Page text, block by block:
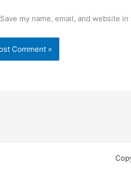
Save my name, email, and website